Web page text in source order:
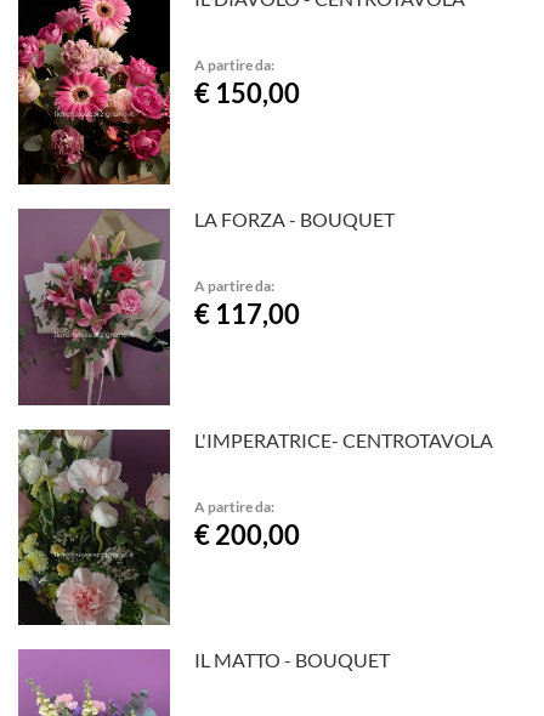
A partire da:
€ 150,00
LA FORZA - BOUQUET
A partire da:
€ 117,00
L'IMPERATRICE- CENTROTAVOLA
A partire da:
€ 200,00
IL MATTO - BOUQUET